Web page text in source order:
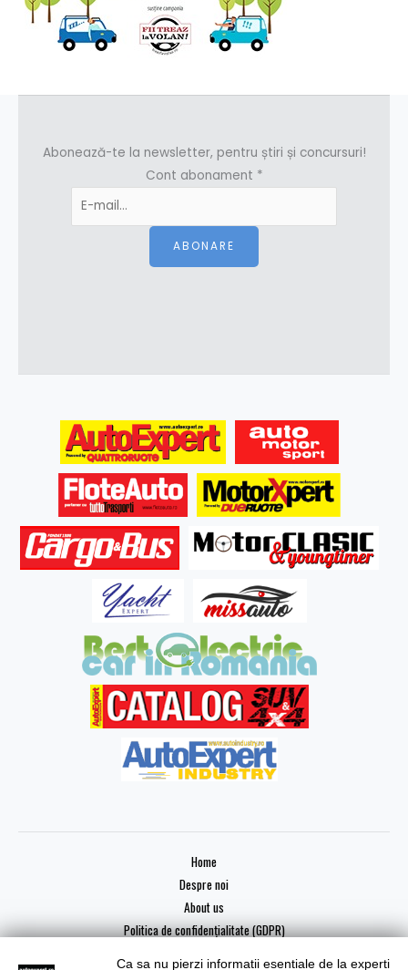
Abonează-te la newsletter, pentru știri și concursuri!
Cont abonament *
ABONARE
Home
Despre noi
About us
Politica de confidențialitate (GDPR)
Ca sa nu pierzi informatii esentiale de la experti